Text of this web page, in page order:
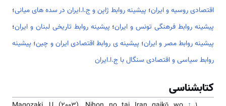
اقتصادی روسیه و ایران؛ پیشینه روابط ژاپن و ج.ا.ایران در سده های میانی؛
پیشینه روابط فرهنگی تونس و ایران؛ پیشینه روابط تاریخی لبنان و ایران؛
پیشینه روابط مصر و ایران؛ پیشینه ی روابط اقتصادی ایران و چین؛ پیشینه
روابط سیاسی و اقتصادی سنگال با ج.ا.ایران
کتابشناسی